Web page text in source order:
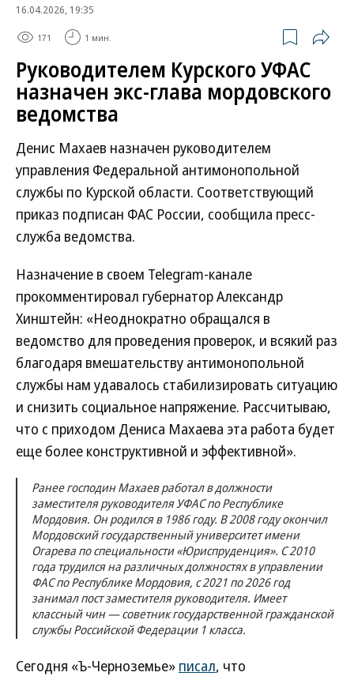
16.04.2026, 19:35
171 1 мин.
Руководителем Курского УФАС
назначен экс-глава мордовского
ведомства
Денис Махаев назначен руководителем
управления Федеральной антимонопольной
службы по Курской области. Соответствующий
приказ подписан ФАС России, сообщила пресс-
служба ведомства.
Назначение в своем Telegram-канале
прокомментировал губернатор Александр
Хинштейн: «Неоднократно обращался в
ведомство для проведения проверок, и всякий раз
благодаря вмешательству антимонопольной
службы нам удавалось стабилизировать ситуацию
и снизить социальное напряжение. Рассчитываю,
что с приходом Дениса Махаева эта работа будет
еще более конструктивной и эффективной».
Ранее господин Махаев работал в должности
заместителя руководителя УФАС по Республике
Мордовия. Он родился в 1986 году. В 2008 году окончил
Мордовский государственный университет имени
Огарева по специальности «Юриспруденция». С 2010
года трудился на различных должностях в управлении
ФАС по Республике Мордовия, с 2021 по 2026 год
занимал пост заместителя руководителя. Имеет
классный чин — советник государственной гражданской
службы Российской Федерации 1 класса.
Сегодня «Ъ-Черноземье» писал, что